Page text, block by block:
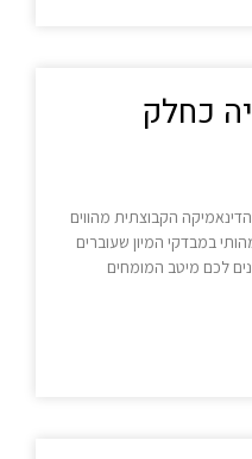
כחלק
הקבוצתית מהווים
במבדקי המיון שעוברים
לכם מיטב המומחים